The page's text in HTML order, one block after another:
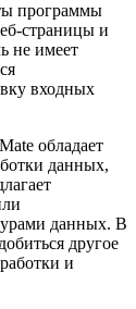
программы
страницы и
не имеет
входных
обладает
данных,
данных. В
другое
и